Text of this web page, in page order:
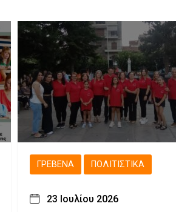
ΓΡΕΒΕΝΆ ΠΟΛΙΤΙΣΤΙΚΆ
23 Ιουλίου 2026